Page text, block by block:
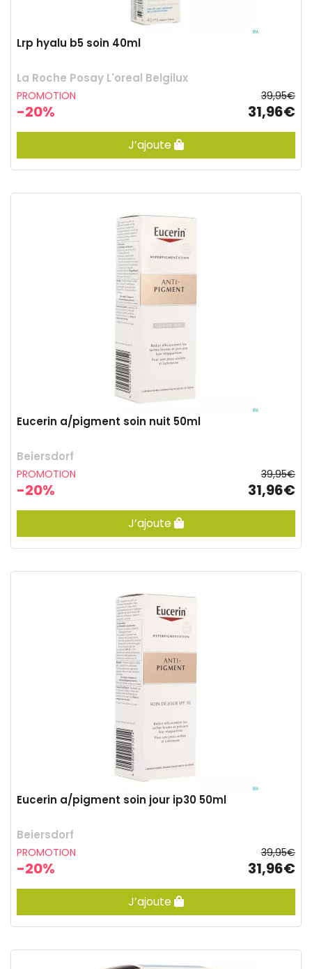
Lrp hyalu b5 soin 40ml
La Roche Posay L'oreal Belgilux
PROMOTION
-20%
39,95€
31,96€
J’ajoute
Eucerin a/pigment soin nuit 50ml
Beiersdorf
PROMOTION
-20%
39,95€
31,96€
J’ajoute
Eucerin a/pigment soin jour ip30 50ml
Beiersdorf
PROMOTION
-20%
39,95€
31,96€
J’ajoute